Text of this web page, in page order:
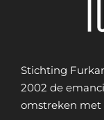
Stichting
2002 de
omstreken met